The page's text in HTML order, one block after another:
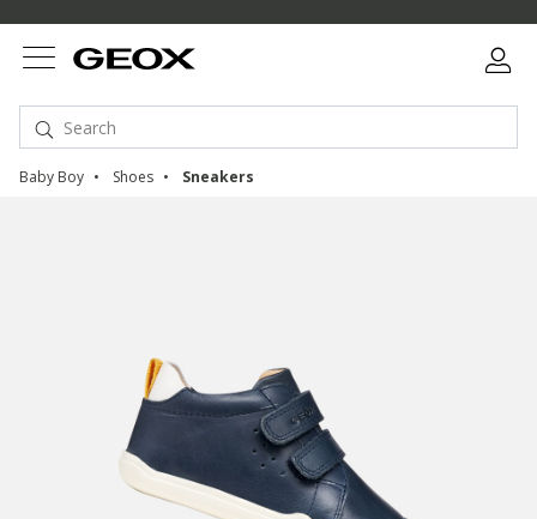
Baby Boy Shoes Sneakers